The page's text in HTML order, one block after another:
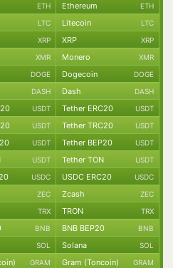
ETH Ethereum ETH
LTC Litecoin LTC
XRP XRP XRP
XMR Monero XMR
DOGE Dogecoin DOGE
DASH Dash DASH
USDT Tether ERC20 USDT
USDT Tether TRC20 USDT
USDT Tether BEP20 USDT
USDT Tether TON USDT
USDC USDC ERC20 USDC
ZEC Zcash ZEC
TRX TRON TRX
BNB BNB BEP20 BNB
SOL Solana SOL
GRAM Gram (Toncoin) GRAM